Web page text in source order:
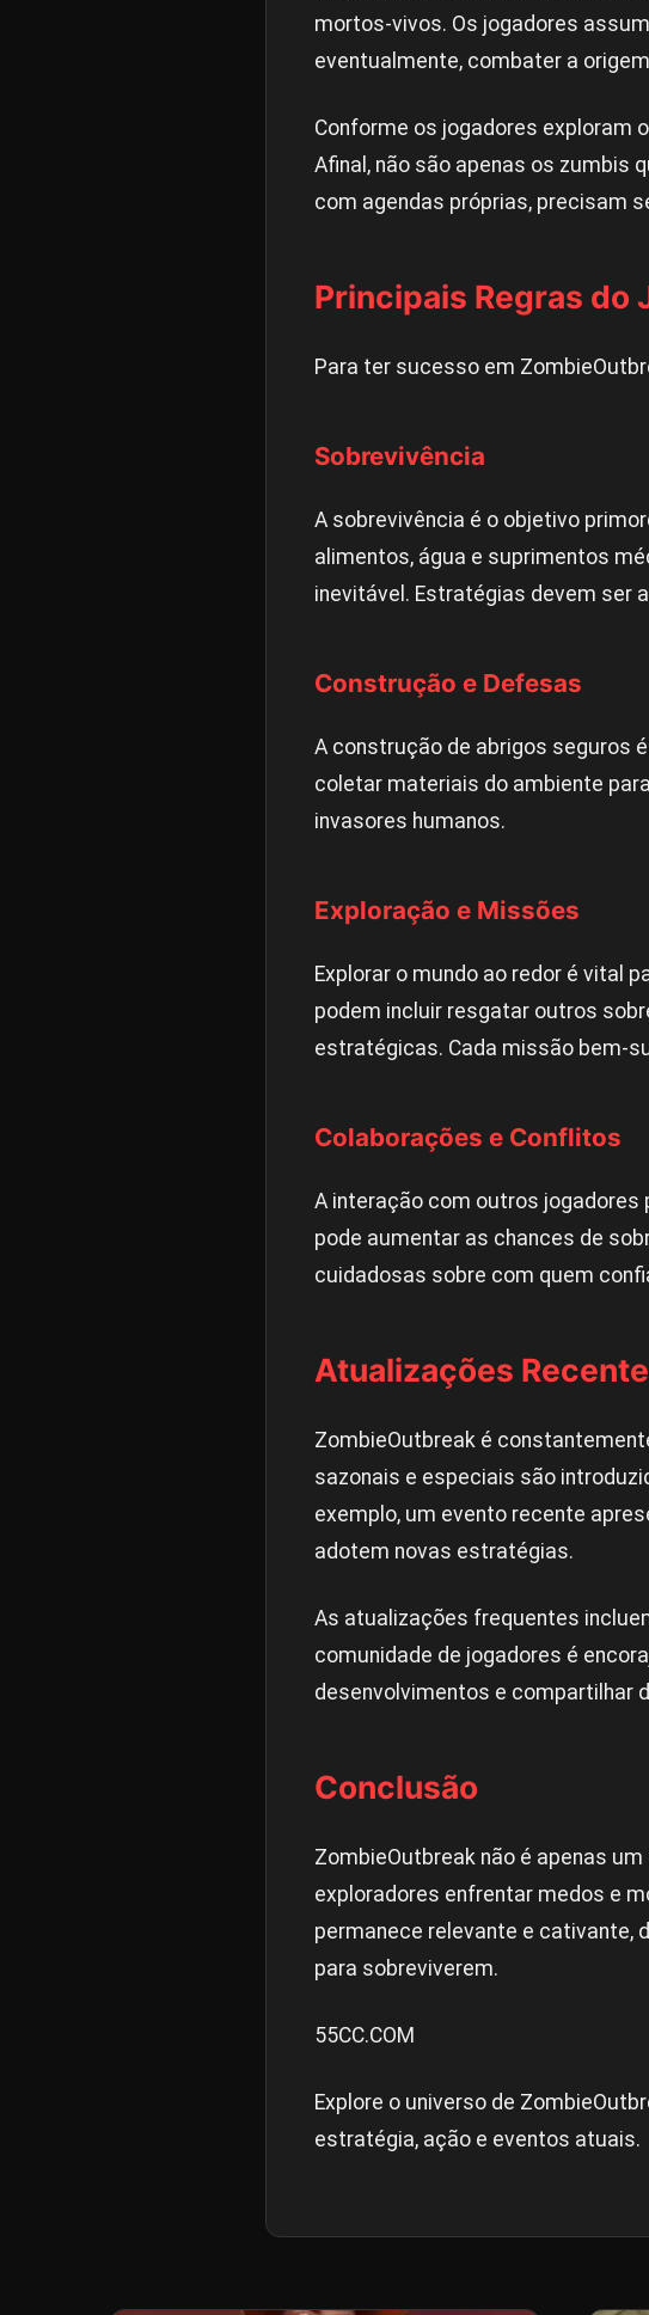
mortos-vivos. Os jogadores
eventualmente, combater a
Conforme os jogadores exploram
Afinal, não são apenas os zumbis
com agendas próprias, precisam
Principais Regras do
Para ter sucesso em
Sobrevivência
A sobrevivência é o objetivo
alimentos, água e suprimentos
inevitável. Estratégias devem ser
Construção e Defesas
A construção de abrigos seguros
coletar materiais do ambiente
invasores humanos.
Exploração e Missões
Explorar o mundo ao redor é vital
podem incluir resgatar outros
estratégicas. Cada missão bem-
Colaborações e Conflitos
A interação com outros
pode aumentar as chances de
cuidadosas sobre com quem
Atualizações
ZombieOutbreak é
sazonais e especiais são
exemplo, um evento recente
adotem novas estratégias.
As atualizações frequentes
comunidade de jogadores é
desenvolvimentos e compartilhar
Conclusão
ZombieOutbreak não é apenas
exploradores enfrentar medos e
permanece relevante e cativante,
para sobreviverem.
55CC.COM
Explore o universo de
estratégia, ação e eventos atuais.